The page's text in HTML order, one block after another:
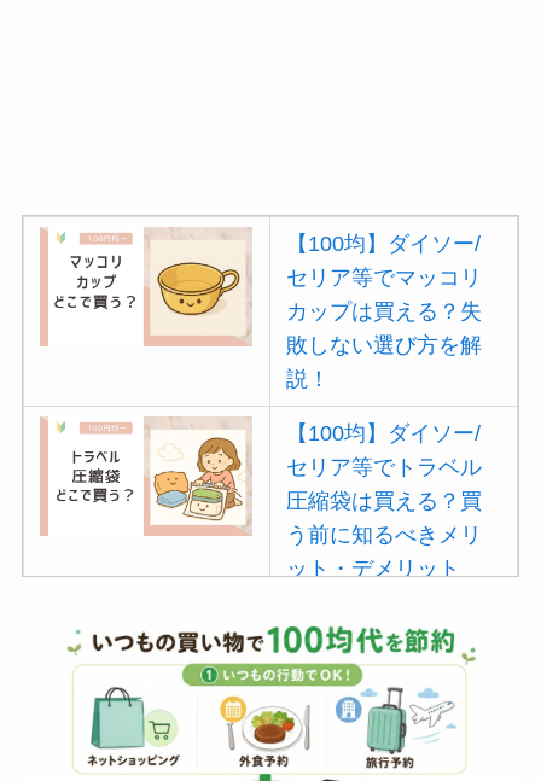
【100均】ダイソー/
セリア等でマッコリ
カップは買える？失
敗しない選び方を解
説！
【100均】ダイソー/
セリア等でトラベル
圧縮袋は買える？買
う前に知るべきメリ
ット・デメリット
【100均】ダイソー/
セリア等でポイズン
リムーバーは買え
る？使い方や選び方